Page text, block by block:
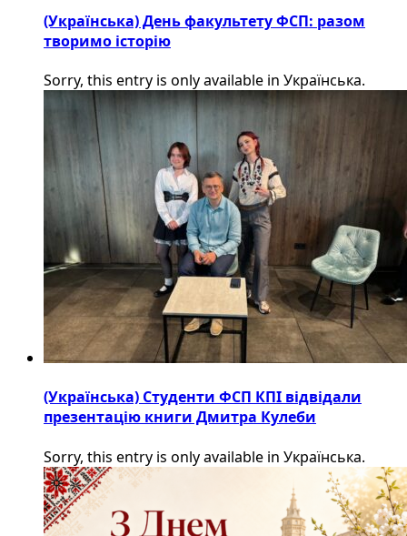
(Українська) День факультету ФСП: разом
творимо історію
Sorry, this entry is only available in Українська.
(Українська) Студенти ФСП КПІ відвідали
презентацію книги Дмитра Кулеби
Sorry, this entry is only available in Українська.